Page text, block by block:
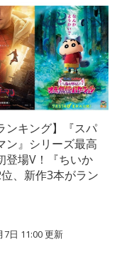
ンキング】『スパ
ン』シリーズ最高
登場V！『ちいか
、新作3本がラン
7日 11:00更新